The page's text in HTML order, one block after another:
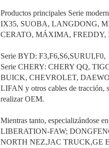
Productos principales Serie
IX35, SUOBA, LANGDONG,
CERATO, MÁXIMA,
Serie BYD: F3,F6,S6,SURUI,F0,
Serie CHERY: CHERY QQ,
BUICK, CHEVROLET,
LIFAN y otros cables de tracción,
realizar OEM.
Mientras tanto, especializándose
LIBERATION-FAW;
NORTH NEZ,JAC TRUCK,GE